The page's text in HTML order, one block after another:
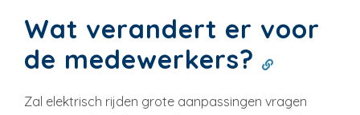
Wat verandert er voor
de medewerkers?
Zal elektrisch rijden grote aanpassingen vragen